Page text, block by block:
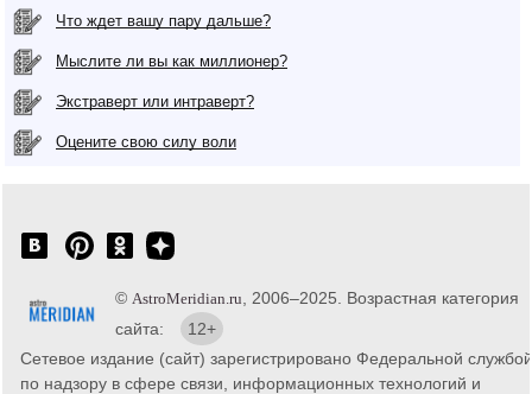
Что ждет вашу пару дальше?
Мыслите ли вы как миллионер?
Экстраверт или интраверт?
Оцените свою силу воли
© AstroMeridian.ru , 2006–2025. Возрастная категория
сайта:
12+
Сетевое издание (сайт) зарегистрировано Федеральной службой
по надзору в сфере связи, информационных технологий и